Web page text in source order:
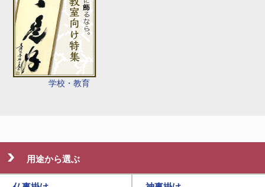
学校・教育
用途から選ぶ